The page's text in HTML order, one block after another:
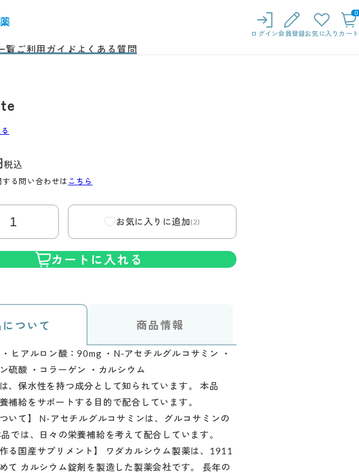
ログイン会員登録お気に入り カート
0
覧 ご利用ガイド よくある質問
税込
る問い合わせは こちら
お気に入りに追加(2)
カートに入れる
ついて 商品情報
・ヒアルロン酸：90mg ・N-アセチルグルコサミン ・
硫酸 ・コラーゲン ・カルシウム
、保水性を持つ成分として知られています。 本品
補給をサポートする目的で配合しています。
ついて】 N-アセチルグルコサミンは、グルコサミンの
では、日々の栄養補給を考えて配合しています。
作る国産サプリメント】 ワダカルシウム製薬は、1911
て カルシウム錠剤を製造した製薬会社です。 長年の